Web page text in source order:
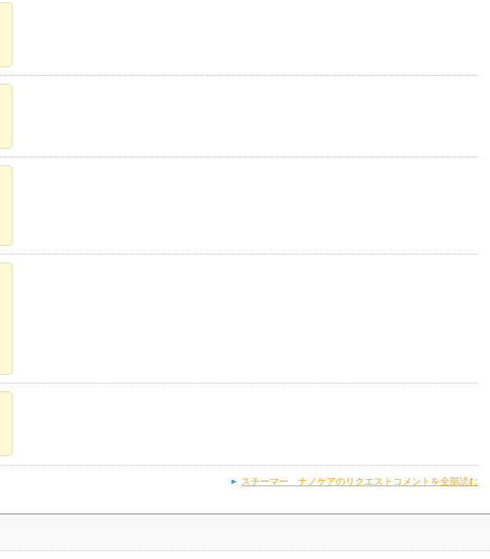
スチーマー ナノケアのリクエストコメントを全部読む